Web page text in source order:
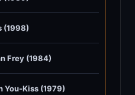
(1998)
Frey (1984)
You-Kiss (1979)